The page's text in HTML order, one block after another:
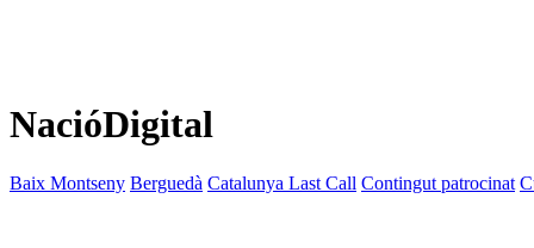
NacióDigital
Baix Montseny Berguedà Catalunya Last Call Contingut patrocinat